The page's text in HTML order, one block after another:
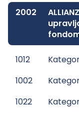
2002
1012
1002
1022